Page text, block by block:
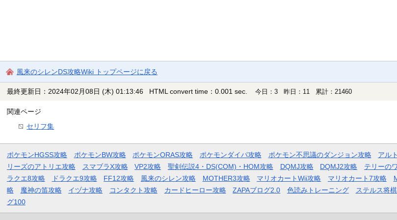
風来のシレンDS攻略Wiki トップページに戻る
最終更新日：2024年02月08日 (木) 01:13:46 HTML convert time：0.001 sec. 今日：3 昨日：11 累計：21460
関連ページ
セリフ集
ポケモンHGSS攻略 ポケモンBW攻略 ポケモンORAS攻略 ポケモンダイパ攻略 ポケモン不思議のダンジョン攻略 アル
リーズのアトリエ攻略
スマブラX攻略 VP2攻略 聖剣伝説4・DS(COM)・HOM攻略 DQMJ攻略 DQMJ2攻略 テリーの
ラクエ8攻略
ドラクエ9攻略 FF12攻略 風来のシレン攻略 MOTHER3攻略 マリオカートWii攻略 マリオカート7攻略
略
魔神の笛攻略 イヅナ攻略 コンタクト攻略 カードヒーロー攻略 ZAPAブログ2.0 色読みトレーニング ステルス将
グ100